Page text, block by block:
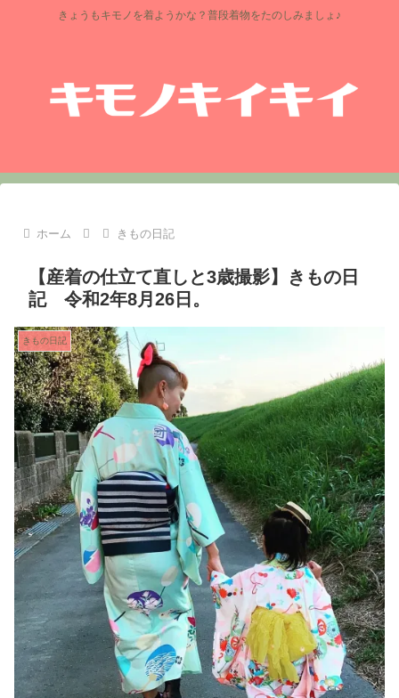
きょうもキモノを着ようかな？普段着物をたのしみましょ♪
ホーム きもの日記
【産着の仕立て直しと3歳撮影】きもの日
記 令和2年8月26日。
きもの日記